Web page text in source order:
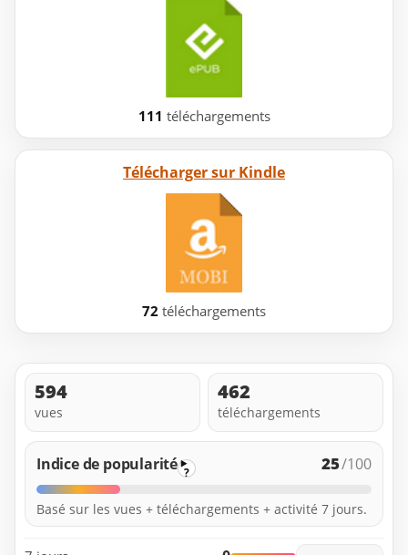
111 téléchargements
Télécharger sur Kindle
72 téléchargements
594
vues
462
téléchargements
Indice de popularité ? 25/100
Basé sur les vues + téléchargements + activité 7 jours.